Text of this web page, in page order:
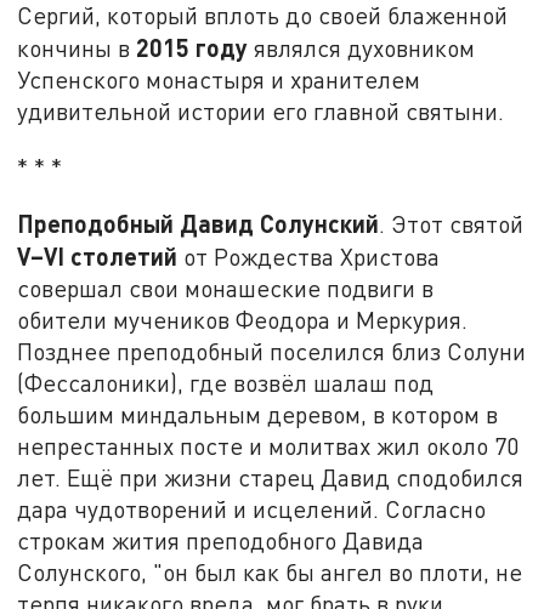
Сергий, который вплоть до своей блаженной
кончины в 2015 году являлся духовником
Успенского монастыря и хранителем
удивительной истории его главной святыни.
* * *
Преподобный Давид Солунский. Этот святой
V–VI столетий от Рождества Христова
совершал свои монашеские подвиги в
обители мучеников Феодора и Меркурия.
Позднее преподобный поселился близ Солуни
(Фессалоники), где возвёл шалаш под
большим миндальным деревом, в котором в
непрестанных посте и молитвах жил около 70
лет. Ещё при жизни старец Давид сподобился
дара чудотворений и исцелений. Согласно
строкам жития преподобного Давида
Солунского, "он был как бы ангел во плоти, не
терпя никакого вреда, мог брать в руки